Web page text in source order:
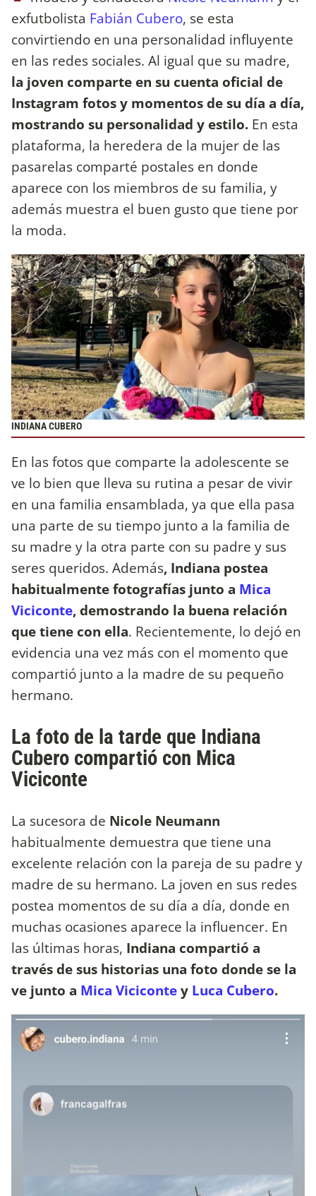
exfutbolista Fabián Cubero, se esta
convirtiendo en una personalidad influyente
en las redes sociales. Al igual que su madre,
la joven comparte en su cuenta oficial de
Instagram fotos y momentos de su día a día,
mostrando su personalidad y estilo. En esta
plataforma, la heredera de la mujer de las
pasarelas comparté postales en donde
aparece con los miembros de su familia, y
además muestra el buen gusto que tiene por
la moda.
INDIANA CUBERO
En las fotos que comparte la adolescente se
ve lo bien que lleva su rutina a pesar de vivir
en una familia ensamblada, ya que ella pasa
una parte de su tiempo junto a la familia de
su madre y la otra parte con su padre y sus
seres queridos. Además, Indiana postea
habitualmente fotografías junto a Mica
Viciconte, demostrando la buena relación
que tiene con ella. Recientemente, lo dejó en
evidencia una vez más con el momento que
compartió junto a la madre de su pequeño
hermano.
La foto de la tarde que Indiana
Cubero compartió con Mica
Viciconte
La sucesora de Nicole Neumann
habitualmente demuestra que tiene una
excelente relación con la pareja de su padre y
madre de su hermano. La joven en sus redes
postea momentos de su día a día, donde en
muchas ocasiones aparece la influencer. En
las últimas horas, Indiana compartió a
través de sus historias una foto donde se la
ve junto a Mica Vicicontey Luca Cubero.